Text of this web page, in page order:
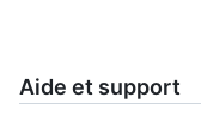
Aide et support